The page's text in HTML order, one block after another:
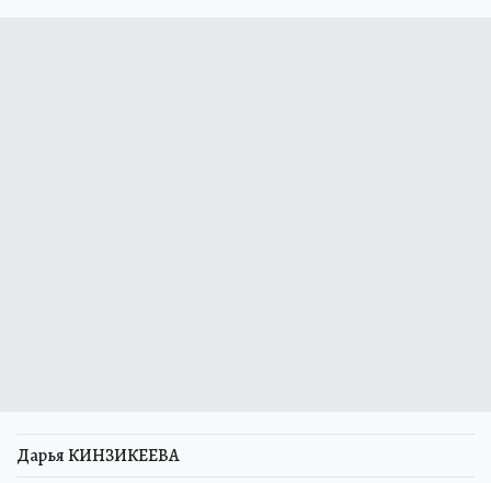
Дарья КИНЗИКЕЕВА